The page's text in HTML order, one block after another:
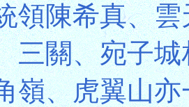
領陳希真、
三關、宛子
嶺、虎翼山